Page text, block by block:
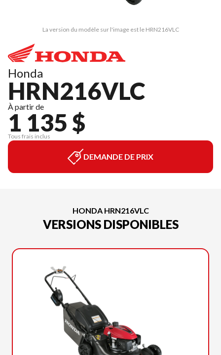
La version du modèle sur l'image est le HRN216VLC
Honda
HRN216VLC
À partir de
1 135 $
Tous frais inclus
DEMANDE DE PRIX
HONDA HRN216VLC
VERSIONS DISPONIBLES